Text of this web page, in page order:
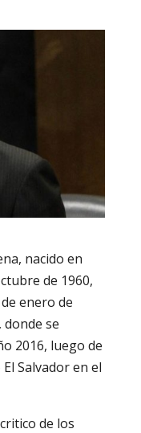
nacido en
de 1960,
enero de
donde se
2016, luego de
Salvador en el
de los